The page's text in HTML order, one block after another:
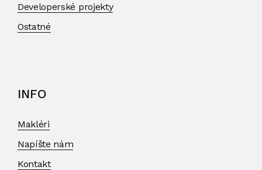
Developerské projekty
Ostatné
INFO
Makléri
Napíšte nám
Kontakt